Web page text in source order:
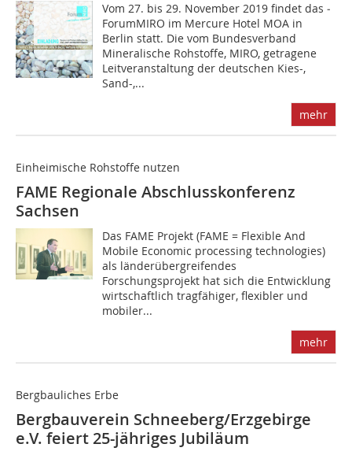
Vom 27. bis 29. November 2019 findet das ­
ForumMIRO im Mercure Hotel MOA in
Berlin statt. Die vom Bundes­verband
Mineralische Rohstoffe, MIRO, getragene
Leitver­anstaltung der deutschen Kies-,
Sand-,...
mehr
Einheimische Rohstoffe nutzen
FAME Regionale Abschlusskonferenz
Sachsen
D‌as FAME Projekt (FAME = Flexible And
Mobile Economic processing technologies)
als länderübergreifendes
Forschungsprojekt hat sich die Entwicklung
wirtschaftlich tragfähiger, flexibler und
mobiler...
mehr
Bergbauliches Erbe
Bergbauverein Schneeberg/Erzgebirge
e.V. feiert 25-jähriges Jubiläum